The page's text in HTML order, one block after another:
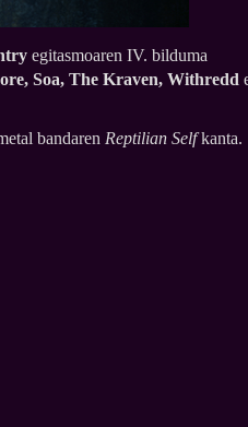
egitasmoaren IV. bilduma
Soa, The Kraven, Withredd
bandaren Reptilian Selfkanta.